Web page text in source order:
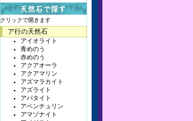
クリックで開きます
ア行の天然石
アイオライト
青めのう
赤めのう
アクアオーラ
アクアマリン
アズマラカイト
アズライト
アパタイト
アベンチュリン
アマゾナイト